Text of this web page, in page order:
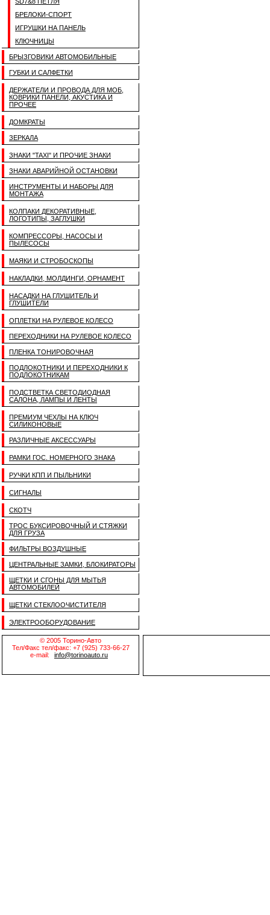
БРЕЛОКИ-СПОРТ
ИГРУШКИ НА ПАНЕЛЬ
КЛЮЧНИЦЫ
БРЫЗГОВИКИ АВТОМОБИЛЬНЫЕ
ГУБКИ И САЛФЕТКИ
ДЕРЖАТЕЛИ И ПРОВОДА ДЛЯ МОБ,
КОВРИКИ ПАНЕЛИ, АКУСТИКА И
ПРОЧЕЕ
ДОМКРАТЫ
ЗЕРКАЛА
ЗНАКИ "TAXI" И ПРОЧИЕ ЗНАКИ
ЗНАКИ АВАРИЙНОЙ ОСТАНОВКИ
ИНСТРУМЕНТЫ И НАБОРЫ ДЛЯ
МОНТАЖА
КОЛПАКИ ДЕКОРАТИВНЫЕ,
ЛОГОТИПЫ, ЗАГЛУШКИ
КОМПРЕССОРЫ, НАСОСЫ И
ПЫЛЕСОСЫ
МАЯКИ И СТРОБОСКОПЫ
НАКЛАДКИ, МОЛДИНГИ, ОРНАМЕНТ
НАСАДКИ НА ГЛУШИТЕЛЬ И
ГЛУШИТЕЛИ
ОПЛЕТКИ НА РУЛЕВОЕ КОЛЕСО
ПЕРЕХОДНИКИ НА РУЛЕВОЕ КОЛЕСО
ПЛЕНКА ТОНИРОВОЧНАЯ
ПОДЛОКОТНИКИ И ПЕРЕХОДНИКИ К
ПОДЛОКОТНИКАМ
ПОДСТВЕТКА СВЕТОДИОДНАЯ
САЛОНА, ЛАМПЫ И ЛЕНТЫ
ПРЕМИУМ ЧЕХЛЫ НА КЛЮЧ
СИЛИКОНОВЫЕ
РАЗЛИЧНЫЕ АКСЕССУАРЫ
РАМКИ ГОС. НОМЕРНОГО ЗНАКА
РУЧКИ КПП И ПЫЛЬНИКИ
СИГНАЛЫ
СКОТЧ
ТРОС БУКСИРОВОЧНЫЙ И СТЯЖКИ
ДЛЯ ГРУЗА
ФИЛЬТРЫ ВОЗДУШНЫЕ
ЦЕНТРАЛЬНЫЕ ЗАМКИ, БЛОКИРАТОРЫ
ЩЕТКИ И СГОНЫ ДЛЯ МЫТЬЯ
АВТОМОБИЛЕЙ
ЩЕТКИ СТЕКЛООЧИСТИТЕЛЯ
ЭЛЕКТРООБОРУДОВАНИЕ
© 2005 Торино-Авто
Тел/Факс тел/факс: +7 (925) 733-66-27
e-mail:
info@torinoauto.ru